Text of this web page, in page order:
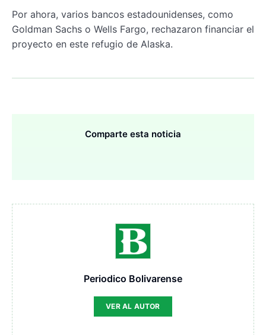
Por ahora, varios bancos estadounidenses, como
Goldman Sachs o Wells Fargo, rechazaron financiar el
proyecto en este refugio de Alaska.
Comparte esta noticia
Periodico Bolivarense
VER AL AUTOR